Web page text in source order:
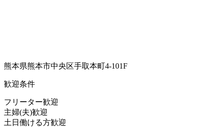
熊本県熊本市中央区手取本町4-101F
歓迎条件
フリーター歓迎
主婦(夫)歓迎
土日働ける方歓迎